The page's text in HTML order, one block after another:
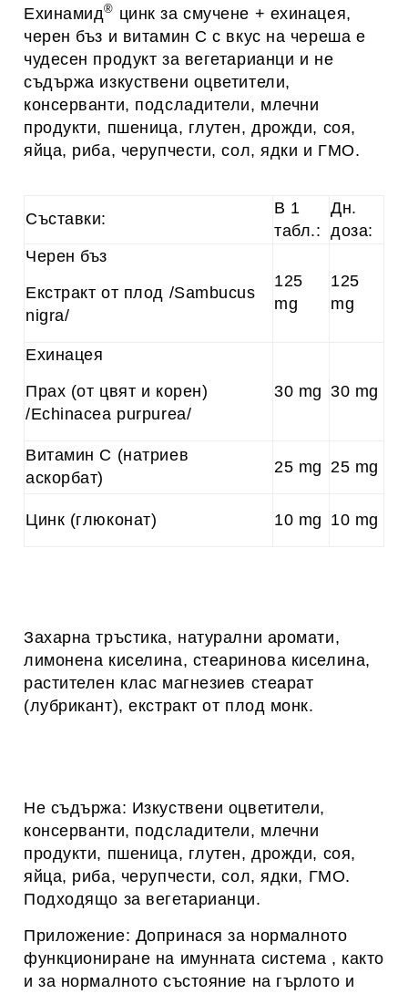
Ехинамид® цинк за смучене + ехинацея,
черен бъз и витамин С с вкус на череша е
чудесен продукт за вегетарианци и не
съдържа изкуствени оцветители,
консерванти, подсладители, млечни
продукти, пшеница, глутен, дрожди, соя,
яйца, риба, черупчести, сол, ядки и ГМО.
Съставки:
В 1
табл.:
Дн.
доза:
Черен бъз
Екстракт от плод /Sambucus
nigra/
125
mg
125
mg
Ехинацея
Прах (от цвят и корен)
/Echinacea purpurea/
30 mg 30 mg
Витамин С (натриев
аскорбат)
25 mg 25 mg
Цинк (глюконат) 10 mg 10 mg
Захарна тръстика, натурални аромати,
лимонена киселина, стеаринова киселина,
растителен клас магнезиев стеарат
(лубрикант), екстракт от плод монк.
Не съдържа: Изкуствени оцветители,
консерванти, подсладители, млечни
продукти, пшеница, глутен, дрожди, соя,
яйца, риба, черупчести, сол, ядки, ГМО.
Подходящо за вегетарианци.
Приложение: Допринася за нормалното
функциониране на имунната система , както
и за нормалното състояние на гърлото и